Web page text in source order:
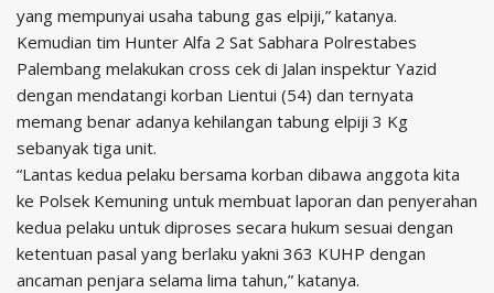
yang mempunyai usaha tabung gas elpiji,” katanya.
Kemudian tim Hunter Alfa 2 Sat Sabhara Polrestabes
Palembang melakukan cross cek di Jalan inspektur Yazid
dengan mendatangi korban Lientui (54) dan ternyata
memang benar adanya kehilangan tabung elpiji 3 Kg
sebanyak tiga unit.
“Lantas kedua pelaku bersama korban dibawa anggota kita
ke Polsek Kemuning untuk membuat laporan dan penyerahan
kedua pelaku untuk diproses secara hukum sesuai dengan
ketentuan pasal yang berlaku yakni 363 KUHP dengan
ancaman penjara selama lima tahun,” katanya.